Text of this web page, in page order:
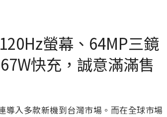
螢幕、64MP三鏡
快充，誠意滿滿售
導入多款新機到台灣市場。而在全球市場